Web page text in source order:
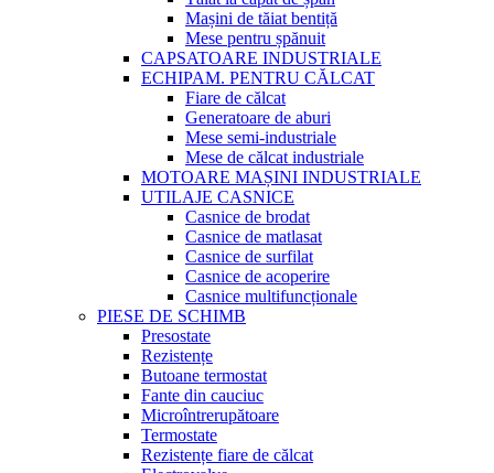
Mașini de tăiat bentiță
Mese pentru șpănuit
CAPSATOARE INDUSTRIALE
ECHIPAM. PENTRU CĂLCAT
Fiare de călcat
Generatoare de aburi
Mese semi-industriale
Mese de călcat industriale
MOTOARE MAȘINI INDUSTRIALE
UTILAJE CASNICE
Casnice de brodat
Casnice de matlasat
Casnice de surfilat
Casnice de acoperire
Casnice multifuncționale
PIESE DE SCHIMB
Presostate
Rezistențe
Butoane termostat
Fante din cauciuc
Microîntrerupătoare
Termostate
Rezistențe fiare de călcat